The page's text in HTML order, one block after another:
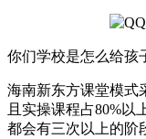
你们学校是怎么给孩
海南新东方课堂模式
且实操课程占80%以
都会有三次以上的阶